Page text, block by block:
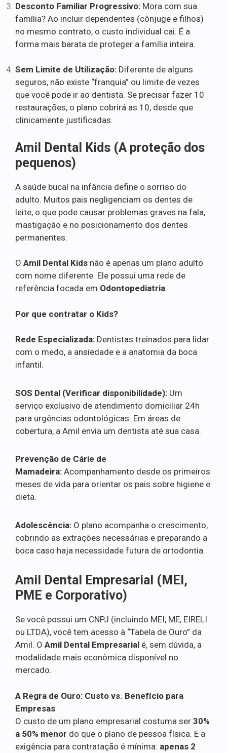
Desconto Familiar Progressivo: Mora com sua
família? Ao incluir dependentes (cônjuge e filhos)
no mesmo contrato, o custo individual cai. É a
forma mais barata de proteger a família inteira.
Sem Limite de Utilização: Diferente de alguns
seguros, não existe “franquia” ou limite de vezes
que você pode ir ao dentista. Se precisar fazer 10
restaurações, o plano cobrirá as 10, desde que
clinicamente justificadas.
Amil Dental Kids (A proteção dos
pequenos)
A saúde bucal na infância define o sorriso do
adulto. Muitos pais negligenciam os dentes de
leite, o que pode causar problemas graves na fala,
mastigação e no posicionamento dos dentes
permanentes.
O Amil Dental Kids não é apenas um plano adulto
com nome diferente. Ele possui uma rede de
referência focada em Odontopediatria.
Por que contratar o Kids?
Rede Especializada: Dentistas treinados para lidar
com o medo, a ansiedade e a anatomia da boca
infantil.
SOS Dental (Verificar disponibilidade): Um
serviço exclusivo de atendimento domiciliar 24h
para urgências odontológicas. Em áreas de
cobertura, a Amil envia um dentista até sua casa.
Prevenção de Cárie de
Mamadeira: Acompanhamento desde os primeiros
meses de vida para orientar os pais sobre higiene e
dieta.
Adolescência: O plano acompanha o crescimento,
cobrindo as extrações necessárias e preparando a
boca caso haja necessidade futura de ortodontia.
Amil Dental Empresarial (MEI,
PME e Corporativo)
Se você possui um CNPJ (incluindo MEI, ME, EIRELI
ou LTDA), você tem acesso à “Tabela de Ouro” da
Amil. O Amil Dental Empresarial é, sem dúvida, a
modalidade mais econômica disponível no
mercado.
A Regra de Ouro: Custo vs. Benefício para
Empresas
O custo de um plano empresarial costuma ser 30%
a 50% menor do que o plano de pessoa física. E a
exigência para contratação é mínima: apenas 2